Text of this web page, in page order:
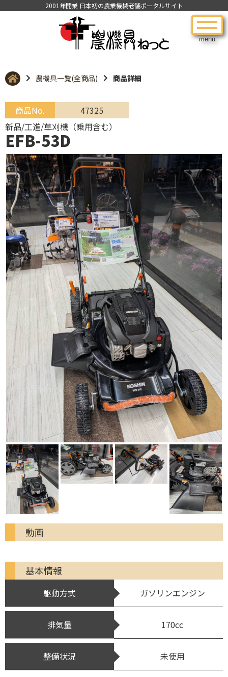
menu
2001年開業 日本初の農業機械老舗ポータルサイト
農機具一覧(全商品) 商品詳細
商品No.
47325
新品/工進/草刈機（乗用含む）
EFB-53D
動画
基本情報
駆動方式 ガソリンエンジン
排気量 170cc
整備状況 未使用